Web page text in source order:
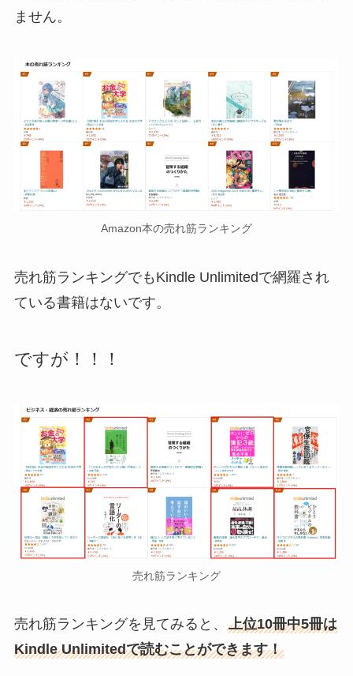
ません。
Amazon本の売れ筋ランキング
売れ筋ランキングでもKindle Unlimitedで網羅され
ている書籍はないです。
ですが！！！
売れ筋ランキング
売れ筋ランキングを見てみると、 上位10冊中5冊は
Kindle Unlimitedで読むことができます！